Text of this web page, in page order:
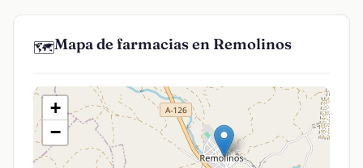
🗺️Mapa de farmacias en Remolinos
+
−